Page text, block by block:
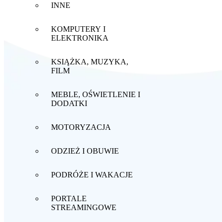
INNE
KOMPUTERY I
ELEKTRONIKA
KSIĄŻKA, MUZYKA,
FILM
MEBLE, OŚWIETLENIE I
DODATKI
MOTORYZACJA
ODZIEŻ I OBUWIE
PODRÓŻE I WAKACJE
PORTALE
STREAMINGOWE